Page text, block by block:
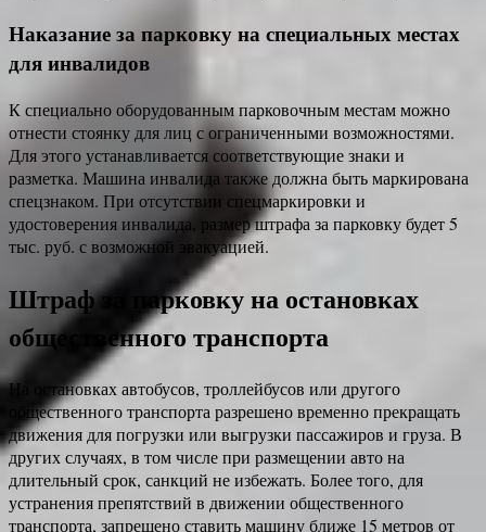
Наказание за парковку на специальных местах
для инвалидов
К специально оборудованным парковочным местам можно
отнести стоянку для лиц с ограниченными возможностями.
Для этого устанавливается соответствующие знаки и
разметка. Машина инвалида также должна быть маркирована
спецзнаком. При отсутствии спецмаркировки и
удостоверения инвалида, размер штрафа за парковку будет 5
тыс. руб. с возможной эвакуацией.
Штраф за парковку на остановках
общественного транспорта
На остановках автобусов, троллейбусов или другого
общественного транспорта разрешено временно прекращать
движения для погрузки или выгрузки пассажиров и груза. В
других случаях, в том числе при размещении авто на
длительный срок, санкций не избежать. Более того, для
устранения препятствий в движении общественного
транспорта, запрещено ставить машину ближе 15 метров от